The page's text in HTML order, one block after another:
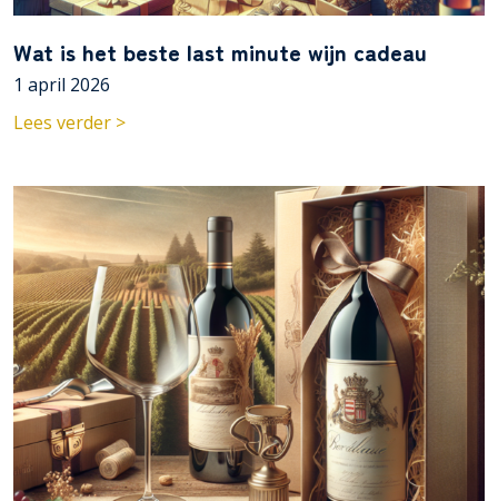
Wat is het beste last minute wijn cadeau
1 april 2026
Lees verder >